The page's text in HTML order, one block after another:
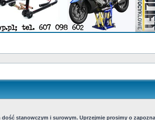
stanowczym i surowym. Uprzejmie prosimy o